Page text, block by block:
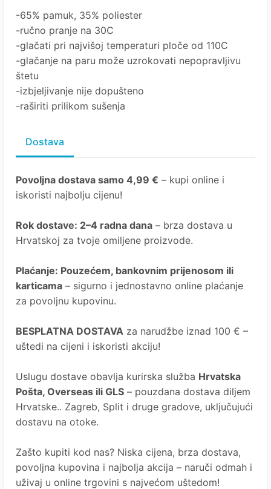
-65% pamuk, 35% poliester
-ručno pranje na 30C
-glačati pri najvišoj temperaturi ploče od 110C
-glačanje na paru može uzrokovati nepopravljivu
štetu
-izbjeljivanje nije dopušteno
-raširiti prilikom sušenja
Dostava
Povoljna dostava samo 4,99 € – kupi online i
iskoristi najbolju cijenu!
Rok dostave: 2–4 radna dana – brza dostava u
Hrvatskoj za tvoje omiljene proizvode.
Plaćanje: Pouzećem, bankovnim prijenosom ili
karticama – sigurno i jednostavno online plaćanje
za povoljnu kupovinu.
BESPLATNA DOSTAVA za narudžbe iznad 100 € –
uštedi na cijeni i iskoristi akciju!
Uslugu dostave obavlja kurirska služba Hrvatska
Pošta, Overseas ili GLS – pouzdana dostava diljem
Hrvatske.. Zagreb, Split i druge gradove, uključujući
dostavu na otoke.
Zašto kupiti kod nas? Niska cijena, brza dostava,
povoljna kupovina i najbolja akcija – naruči odmah i
uživaj u online trgovini s najvećom uštedom!